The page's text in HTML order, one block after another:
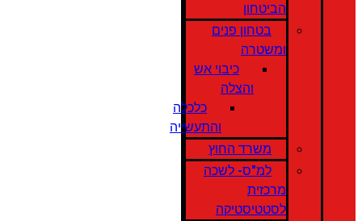
הביטחון
בטחון פנים
ומשטרה
כיבוי אש
והצלה
כלכלה
והתעשייה
משרד החוץ
למ"ס- לשכה
מרכזית
לסטטיסטיקה